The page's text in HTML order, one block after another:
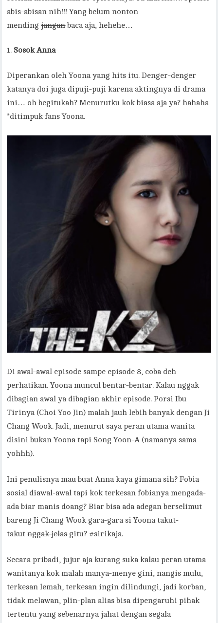
abis-abisan nih!!! Yang belum nonton
mendingjanganbaca aja, hehehe…
Sosok Anna
Diperankan oleh Yoona yang hits itu. Denger-denger
katanya doi juga dipuji-puji karena aktingnya di drama
ini… oh begitukah? Menurutku kok biasa aja ya? hahaha
*ditimpuk fans Yoona.
Di awal-awal episode sampe episode 8, coba deh
perhatikan. Yoona muncul bentar-bentar. Kalau nggak
dibagian awal ya dibagian akhir episode. Porsi Ibu
Tirinya (Choi Yoo Jin) malah jauh lebih banyak dengan Ji
Chang Wook. Jadi, menurut saya peran utama wanita
disini bukan Yoona tapi Song Yoon-A (namanya sama
yohhh).
Ini penulisnya mau buat Anna kaya gimana sih? Fobia
sosial diawal-awal tapi kok terkesan fobianya mengada-
ada biar manis doang? Biar bisa ada adegan berselimut
bareng Ji Chang Wook gara-gara si Yoona takut-
takutnggak jelasgitu? #sirikaja.
Secara pribadi, jujur aja kurang suka kalau peran utama
wanitanya kok malah manya-menye gini, nangis mulu,
terkesan lemah, terkesan ingin dilindungi, jadi korban,
tidak melawan, plin-plan alias bisa dipengaruhi pihak
tertentu yang sebenarnya jahat dengan segala